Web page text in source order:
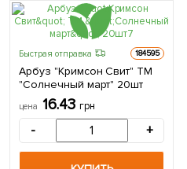
Быстрая отправка 184595
Арбуз "Кримсон Свит" ТМ
"Солнечный март" 20шт
цена 16.43 грн
- +